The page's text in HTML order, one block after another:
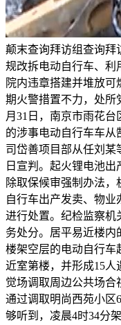
颠末查询拜访组查询拜
规改拆电动自行车、利
院内违章搭建并堆放
期火警措置不力，处所
月31日，南京市雨花
的涉事电动自行车车
司岱善项目部从任刘某
日宣判。起火锂电池出
除取保候审强制办法
自行车出产发卖、物
进行处置。纪检监察机
务处分。居平易近楼
楼架空层的电动自行车
近室第楼，并形成15人
觉场调取周边公共场合
通过调取明尚西苑小区
够听到，凌晨4时34分